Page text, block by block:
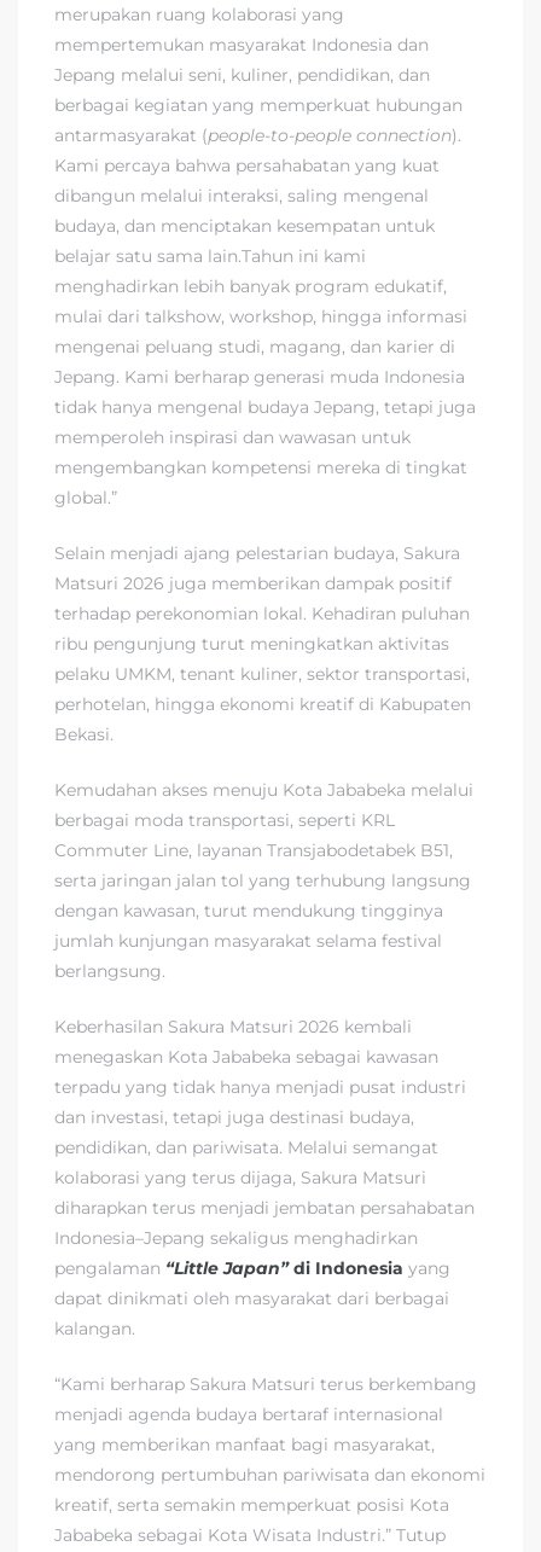
merupakan ruang kolaborasi yang
mempertemukan masyarakat Indonesia dan
Jepang melalui seni, kuliner, pendidikan, dan
berbagai kegiatan yang memperkuat hubungan
antarmasyarakat (people-to-people connection).
Kami percaya bahwa persahabatan yang kuat
dibangun melalui interaksi, saling mengenal
budaya, dan menciptakan kesempatan untuk
belajar satu sama lain.Tahun ini kami
menghadirkan lebih banyak program edukatif,
mulai dari talkshow, workshop, hingga informasi
mengenai peluang studi, magang, dan karier di
Jepang. Kami berharap generasi muda Indonesia
tidak hanya mengenal budaya Jepang, tetapi juga
memperoleh inspirasi dan wawasan untuk
mengembangkan kompetensi mereka di tingkat
global.”
Selain menjadi ajang pelestarian budaya, Sakura
Matsuri 2026 juga memberikan dampak positif
terhadap perekonomian lokal. Kehadiran puluhan
ribu pengunjung turut meningkatkan aktivitas
pelaku UMKM, tenant kuliner, sektor transportasi,
perhotelan, hingga ekonomi kreatif di Kabupaten
Bekasi.
Kemudahan akses menuju Kota Jababeka melalui
berbagai moda transportasi, seperti KRL
Commuter Line, layanan Transjabodetabek B51,
serta jaringan jalan tol yang terhubung langsung
dengan kawasan, turut mendukung tingginya
jumlah kunjungan masyarakat selama festival
berlangsung.
Keberhasilan Sakura Matsuri 2026 kembali
menegaskan Kota Jababeka sebagai kawasan
terpadu yang tidak hanya menjadi pusat industri
dan investasi, tetapi juga destinasi budaya,
pendidikan, dan pariwisata. Melalui semangat
kolaborasi yang terus dijaga, Sakura Matsuri
diharapkan terus menjadi jembatan persahabatan
Indonesia–Jepang sekaligus menghadirkan
pengalaman “Little Japan”di Indonesia yang
dapat dinikmati oleh masyarakat dari berbagai
kalangan.
“Kami berharap Sakura Matsuri terus berkembang
menjadi agenda budaya bertaraf internasional
yang memberikan manfaat bagi masyarakat,
mendorong pertumbuhan pariwisata dan ekonomi
kreatif, serta semakin memperkuat posisi Kota
Jababeka sebagai Kota Wisata Industri.” Tutup